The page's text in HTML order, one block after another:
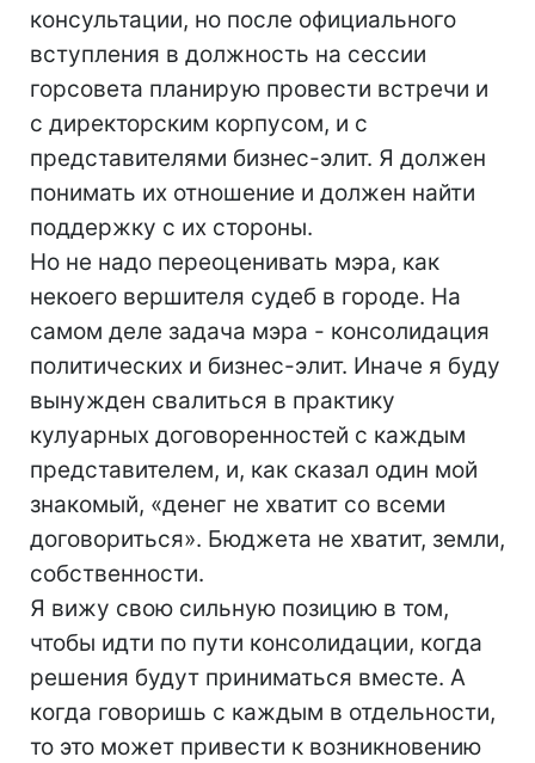
консультации, но после официального
вступления в должность на сессии
горсовета планирую провести встречи и
с директорским корпусом, и с
представителями бизнес-элит. Я должен
понимать их отношение и должен найти
поддержку с их стороны.
Но не надо переоценивать мэра, как
некоего вершителя судеб в городе. На
самом деле задача мэра - консолидация
политических и бизнес-элит. Иначе я буду
вынужден свалиться в практику
кулуарных договоренностей с каждым
представителем, и, как сказал один мой
знакомый, «денег не хватит со всеми
договориться». Бюджета не хватит, земли,
собственности.
Я вижу свою сильную позицию в том,
чтобы идти по пути консолидации, когда
решения будут приниматься вместе. А
когда говоришь с каждым в отдельности,
то это может привести к возникновению